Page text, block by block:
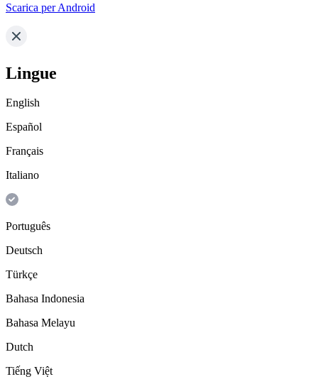
Scarica per Android
Lingue
English
Español
Français
Italiano
Português
Deutsch
Türkçe
Bahasa Indonesia
Bahasa Melayu
Dutch
Tiếng Việt